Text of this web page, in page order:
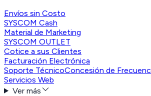
Envíos sin Costo
SYSCOM Cash
Material de Marketing
SYSCOM OUTLET
Cotice a sus Clientes
Facturación Electrónica
Soporte TécnicoConcesión de
Servicios Web
Ver más